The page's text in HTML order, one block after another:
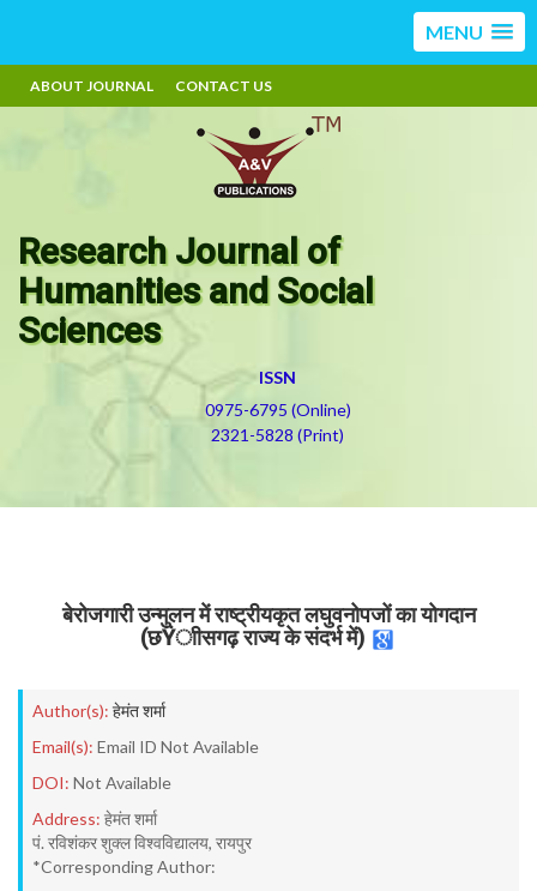
MENU
ABOUT JOURNAL CONTACT US
Research Journal of
Humanities and Social
Sciences
ISSN
0975-6795 (Online)
2321-5828 (Print)
बेरोजगारी उन्मुलन में राष्ट्रीयकृत लघुवनोपजों का योगदान
(छŸाीसगढ़ राज्य के संदर्भ में)
Author(s): हेमंत शर्मा
Email(s): Email ID Not Available
DOI: Not Available
Address: हेमंत शर्मा
पं. रविशंकर शुक्ल विश्वविद्यालय, रायपुर
*Corresponding Author: